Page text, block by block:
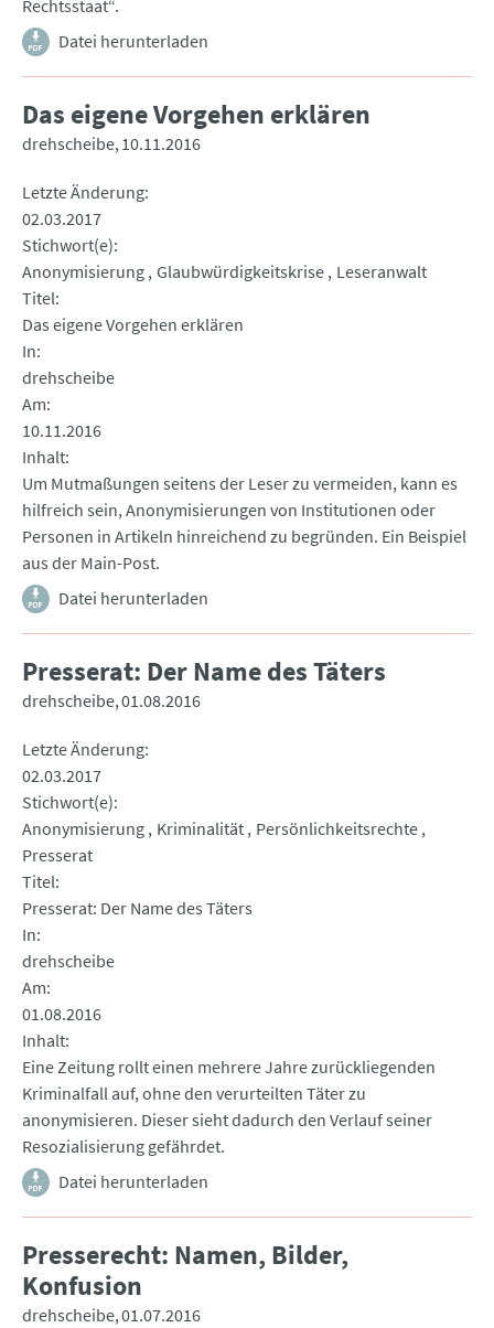
Rechtsstaat“.
Datei herunterladen
Das eigene Vorgehen erklären
drehscheibe 10.11.2016
Letzte Änderung
02.03.2017
Stichwort(e)
Anonymisierung Glaubwürdigkeitskrise Leseranwalt
Titel
Das eigene Vorgehen erklären
In
drehscheibe
Am
10.11.2016
Inhalt
Um Mutmaßungen seitens der Leser zu vermeiden, kann es
hilfreich sein, Anonymisierungen von Institutionen oder
Personen in Artikeln hinreichend zu begründen. Ein Beispiel
aus der Main-Post.
Datei herunterladen
Presserat: Der Name des Täters
drehscheibe 01.08.2016
Letzte Änderung
02.03.2017
Stichwort(e)
Anonymisierung Kriminalität Persönlichkeitsrechte
Presserat
Titel
Presserat: Der Name des Täters
In
drehscheibe
Am
01.08.2016
Inhalt
Eine Zeitung rollt einen mehrere Jahre zurückliegenden
Kriminalfall auf, ohne den verurteilten Täter zu
anonymisieren. Dieser sieht dadurch den Verlauf seiner
Resozialisierung gefährdet.
Datei herunterladen
Presserecht: Namen, Bilder,
Konfusion
drehscheibe 01.07.2016